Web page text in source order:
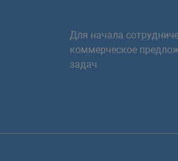
Для начала
коммерческое
задач